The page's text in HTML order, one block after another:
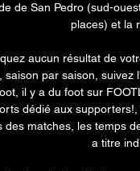
de San Pedro (sud-
places) et la
aucun résultat de
saison par saison,
il y a du foot sur
dédié aux
des matches, les temps
a titre